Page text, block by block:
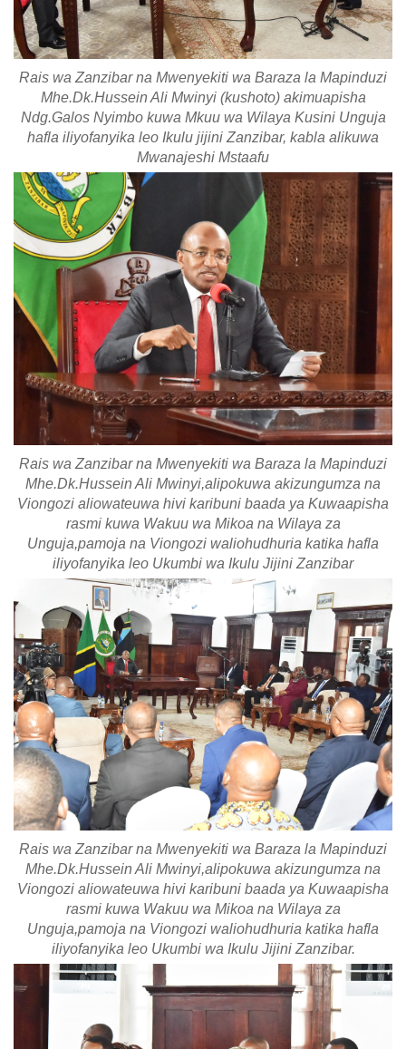
Rais wa Zanzibar na Mwenyekiti wa Baraza la Mapinduzi
Mhe.Dk.Hussein Ali Mwinyi (kushoto) akimuapisha
Ndg.Galos Nyimbo kuwa Mkuu wa Wilaya Kusini Unguja
hafla iliyofanyika leo Ikulu jijini Zanzibar, kabla alikuwa
Mwanajeshi Mstaafu
Rais wa Zanzibar na Mwenyekiti wa Baraza la Mapinduzi
Mhe.Dk.Hussein Ali Mwinyi,alipokuwa akizungumza na
Viongozi aliowateuwa hivi karibuni baada ya Kuwaapisha
rasmi kuwa Wakuu wa Mikoa na Wilaya za
Unguja,pamoja na Viongozi waliohudhuria katika hafla
iliyofanyika leo Ukumbi wa Ikulu Jijini Zanzibar
Rais wa Zanzibar na Mwenyekiti wa Baraza la Mapinduzi
Mhe.Dk.Hussein Ali Mwinyi,alipokuwa akizungumza na
Viongozi aliowateuwa hivi karibuni baada ya Kuwaapisha
rasmi kuwa Wakuu wa Mikoa na Wilaya za
Unguja,pamoja na Viongozi waliohudhuria katika hafla
iliyofanyika leo Ukumbi wa Ikulu Jijini Zanzibar.